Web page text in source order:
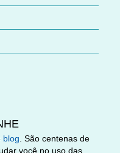
blog . São centenas de
você no uso das